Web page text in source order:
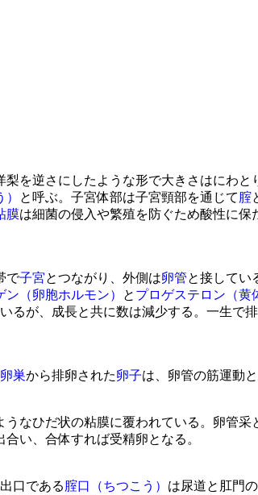
を逆さにしたような形で大きさはにわと
と呼ぶ。子宮体部は子宮頸部を通じて腟
膜は細菌の侵入や繁殖を防ぐため酸性に
で子宮とつながり、外側は卵管と接してい
ン（卵胞ホルモン）
と プロゲステロン（黄
るが、成長と共に数は減少する。一生で
卵巣から排卵された卵子は、卵管の筋運動
なひだ状の粘膜に覆われている。卵管采
合い、合体すれば受精卵となる。
口である腟口（ちつこう） は尿道と肛門